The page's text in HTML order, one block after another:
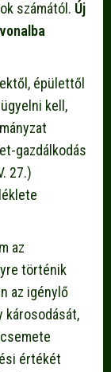
számától. Új
épülettől
kell,
gazdálkodás
27.)
az
történik
az igénylő
károsodását,
értékét